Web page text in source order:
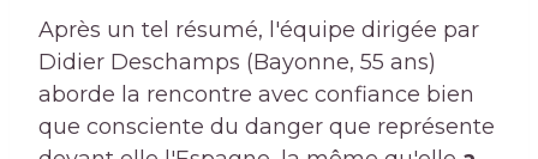
Après un tel résumé, l'équipe dirigée par
Didier Deschamps (Bayonne, 55 ans)
aborde la rencontre avec confiance bien
que consciente du danger que représente